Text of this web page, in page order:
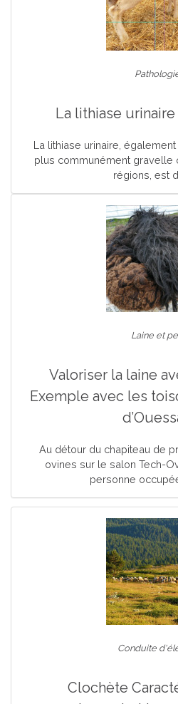
La lithiase
La lithiase urinaire,
plus communément gravelle
régions, est
Laine et
Valoriser la laine
Exemple avec les
Au détour du chapiteau de
ovines sur le salon Tech-
personne occupée
Conduite
Clochète